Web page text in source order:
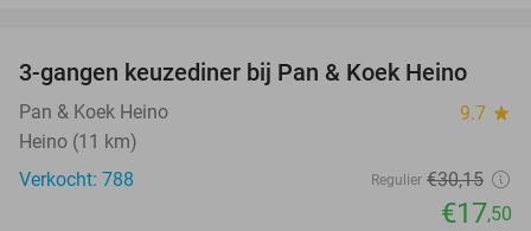
42%
3-gangen keuzediner bij Pan & Koek Heino
Pan & Koek Heino 9.7 star
Heino (11 km)
Verkocht: 788
Regulier €30,15
€17,50